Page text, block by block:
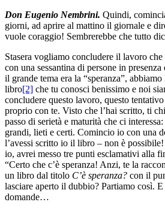
Don Eugenio Nembrini. Quindi,
giorni, ad aprire al mattino il giornale e
vuole coraggio! Sembrerebbe che tutto
Stasera vogliamo concludere il lavoro che
con una sessantina di persone in
il grande tema era la “speranza”,
libro[2] che tu conosci benissimo e noi
concludere questo lavoro, questo
proprio con te. Visto che l’hai scritto, ti
passo di serietà e maturità che ci
grandi, lieti e certi. Comincio io con una
l’avessi scritto io il libro – non è
io, avrei messo tre punti esclamativi alla
“Certo che c’è speranza! Anzi, te la
un libro dal titolo C’è speranza? con il
lasciare aperto il dubbio? Partiamo così.
domande…